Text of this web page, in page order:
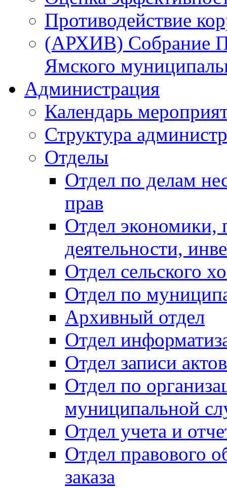
Противодействие
(АРХИВ) Собрание
Ямского
Администрация
Календарь
Структура
Отделы
Отдел по делам
прав
Отдел экономики,
деятельности,
Отдел сельского
Отдел по
Архивный отдел
Отдел
Отдел записи
Отдел по
муниципальной
Отдел учета и
Отдел правового
заказа